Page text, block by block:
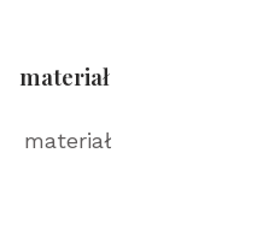
materiał
materiał